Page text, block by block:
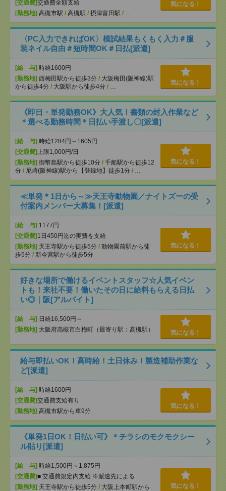
[交通費]交通費全額支給
[勤務地] 高槻市駅 / 高槻駅 / 摂津富田駅 / …
気になる！
〈PC入力できればOK〉模試結果もくもく入力＃服
装ネイル自由＃短時間OK＃日払[派遣]
[給 与] 時給1600円
[勤務地] 西梅田駅から徒歩3分 / 大阪梅田(阪神線)駅
から徒歩4分 / 大阪駅から徒歩4分 / …
気になる！
《即日・単発勤務OK》大人気！書類の封入作業など
＊選べる勤務時間＊日払い手渡し〇[派遣]
[給 与] 時給1284円～1605円
[交通費] 上限1,000円/日
[勤務地] 御幣島駅から徒歩10分 / 千船駅から徒歩12
分 / 尼崎(阪神線)駅から【登録地】徒歩1分 / …
気になる！
≪単発＊1日から～≫天王寺動物園／ナイトズーの受
付案内メンバー大募集！[派遣]
[給 与] 1177円
[交通費] 1日450円迄の実費を支給
[勤務地] 天王寺駅から徒歩5分 / 動物園前駅から徒
歩5分 / 新今宮駅から徒歩5分
気になる！
好きな場所で働けるイベントスタッフ☆人気イベン
トも！来社不要！働いたその日に給料もらえる日払
い◎｜阪[アルバイト]
[給 与] 日給16,500円～
[勤務地] 大阪府高槻市白梅町（最寄り駅：高槻駅） 気になる！
給与即払いOK！高時給！土日休み！製造補助作業な
ど[派遣]
[給 与] 時給1600円
[交通費]交通費支給有り
[勤務地] 高槻市駅から車9分
気になる！
《単発1日OK！日払い可》＊チラシのモクモクシー
ル貼り[派遣]
[給 与] 時給1,500円～1,875円
[交通費]■ 交通費規定内支給 ※派遣先による
[勤務地] 天王寺駅から徒歩5分 / 大阪上本町駅から
気になる！